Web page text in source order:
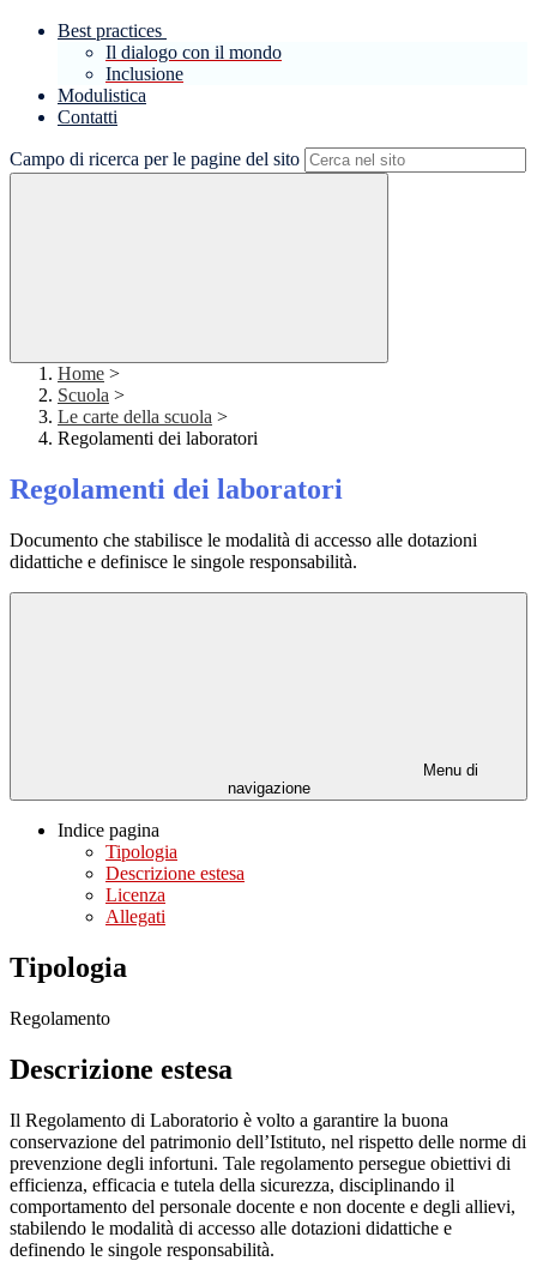
Best practices
Il dialogo con il mondo
Inclusione
Modulistica
Contatti
Campo di ricerca per le pagine del sito
Home >
Scuola >
Le carte della scuola >
Regolamenti dei laboratori
Regolamenti dei laboratori
Documento che stabilisce le modalità di accesso alle dotazioni
didattiche e definisce le singole responsabilità.
Menu di
navigazione
Indice pagina
Tipologia
Descrizione estesa
Licenza
Allegati
Tipologia
Regolamento
Descrizione estesa
Il Regolamento di Laboratorio è volto a garantire la buona
conservazione del patrimonio dell’Istituto, nel rispetto delle norme di
prevenzione degli infortuni. Tale regolamento persegue obiettivi di
efficienza, efficacia e tutela della sicurezza, disciplinando il
comportamento del personale docente e non docente e degli allievi,
stabilendo le modalità di accesso alle dotazioni didattiche e
definendo le singole responsabilità.